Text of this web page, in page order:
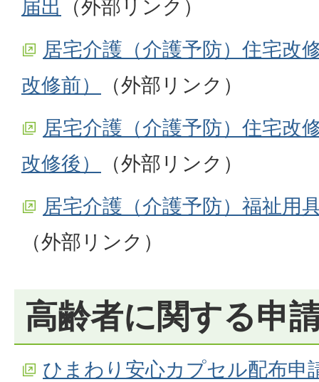
届出
（外部リンク）
居宅介護（介護予防）住宅改
改修前）
（外部リンク）
居宅介護（介護予防）住宅改
改修後）
（外部リンク）
居宅介護（介護予防）福祉用
（外部リンク）
高齢者に関する申
ひまわり安心カプセル配布申